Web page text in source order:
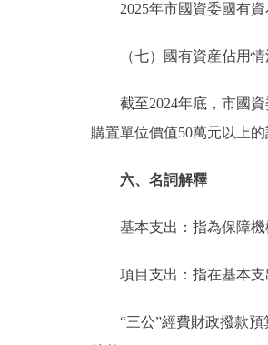
2025年市國資委國有資
（七）國有資産佔用情
截至2024年底，市國資
購置單位價值50萬元以上
六、名詞解釋
基本支出：指為保障機
項目支出：指在基本支
“三公”經費財政撥款預